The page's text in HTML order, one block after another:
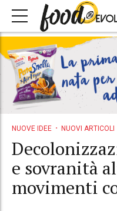
NUOVE IDEE NUOVI ARTICOLI
e sovranità
movimenti